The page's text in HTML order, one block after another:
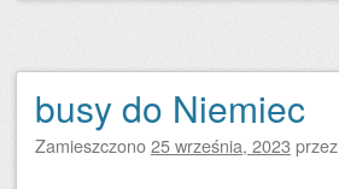
busy do Niemiec
Zamieszczono25 września, 2023 przez